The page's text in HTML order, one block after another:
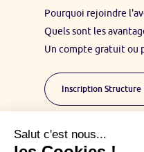
Pourquoi rejoindre
Quels sont les
Un compte gratuit ou
Inscription Structure
Restons en contact :